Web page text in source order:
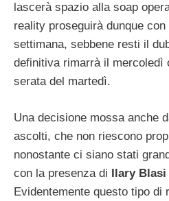
lascerà spazio alla soap
reality proseguirà dunque con
settimana, sebbene resti il
definitiva rimarrà il mercoledì
serata del martedì.
Una decisione mossa anche
ascolti, che non riescono
nonostante ci siano stati
con la presenza di Ilary Blasi
Evidentemente questo tipo di